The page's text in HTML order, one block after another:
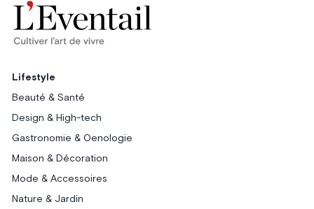
Lifestyle
Beauté & Santé
Design & High-tech
Gastronomie & Oenologie
Maison & Décoration
Mode & Accessoires
Nature & Jardin